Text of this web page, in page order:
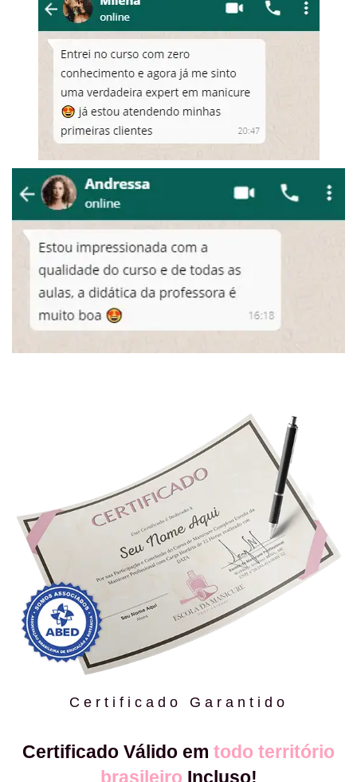
Certificado Garantido
Certificado Válido em todo território
brasileiro Incluso!